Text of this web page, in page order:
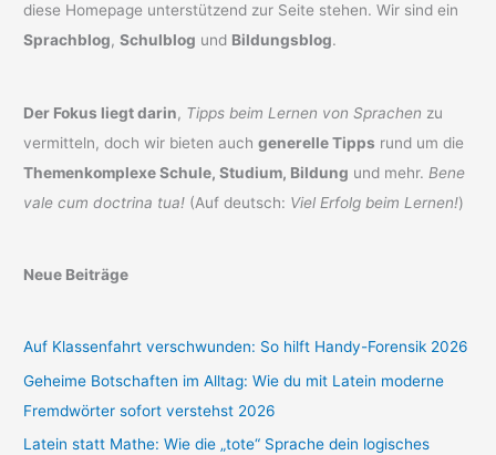
diese Homepage unterstützend zur Seite stehen. Wir sind ein
Sprachblog,Schulblog und Bildungsblog.
Der Fokus liegt darin, Tipps beim Lernen von Sprachen zu
vermitteln, doch wir bieten auchgenerelle Tipps rund um die
Themenkomplexe Schule, Studium, Bildung und mehr. Bene
vale cum doctrina tua! (Auf deutsch: Viel Erfolg beim Lernen!)
Neue Beiträge
Auf Klassenfahrt verschwunden: So hilft Handy-Forensik 2026
Geheime Botschaften im Alltag: Wie du mit Latein moderne
Fremdwörter sofort verstehst 2026
Latein statt Mathe: Wie die „tote“ Sprache dein logisches